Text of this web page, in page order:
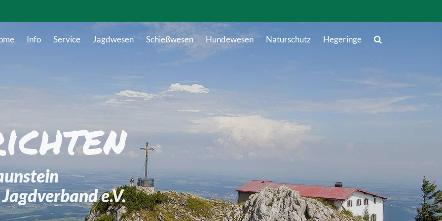
Info Service Jagdwesen Schießwesen Hundewesen Naturschutz Hegeringe
e.V.